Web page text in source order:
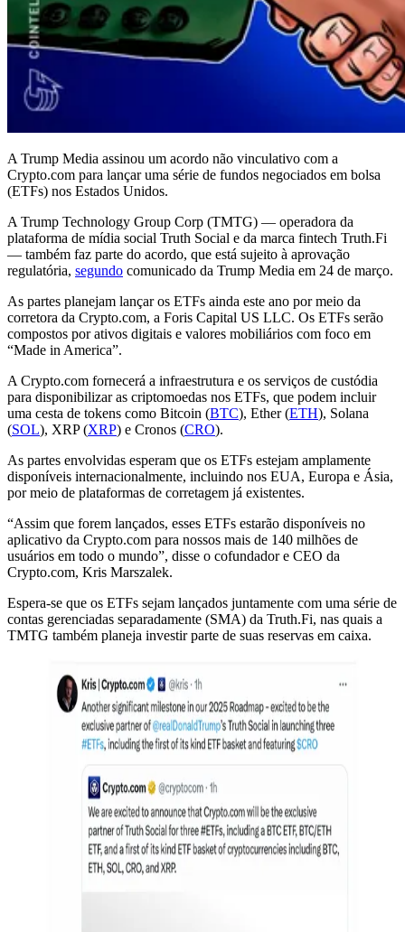
A Trump Media assinou um acordo não vinculativo com a
Crypto.com para lançar uma série de fundos negociados em bolsa
(ETFs) nos Estados Unidos.
A Trump Technology Group Corp (TMTG) — operadora da
plataforma de mídia social Truth Social e da marca fintech Truth.Fi
— também faz parte do acordo, que está sujeito à aprovação
regulatória, segundo comunicado da Trump Media em 24 de março.
As partes planejam lançar os ETFs ainda este ano por meio da
corretora da Crypto.com, a Foris Capital US LLC. Os ETFs serão
compostos por ativos digitais e valores mobiliários com foco em
“Made in America”.
A Crypto.com fornecerá a infraestrutura e os serviços de custódia
para disponibilizar as criptomoedas nos ETFs, que podem incluir
uma cesta de tokens como Bitcoin (BTC), Ether (ETH), Solana
(SOL), XRP (XRP) e Cronos (CRO).
As partes envolvidas esperam que os ETFs estejam amplamente
disponíveis internacionalmente, incluindo nos EUA, Europa e Ásia,
por meio de plataformas de corretagem já existentes.
“Assim que forem lançados, esses ETFs estarão disponíveis no
aplicativo da Crypto.com para nossos mais de 140 milhões de
usuários em todo o mundo”, disse o cofundador e CEO da
Crypto.com, Kris Marszalek.
Espera-se que os ETFs sejam lançados juntamente com uma série de
contas gerenciadas separadamente (SMA) da Truth.Fi, nas quais a
TMTG também planeja investir parte de suas reservas em caixa.